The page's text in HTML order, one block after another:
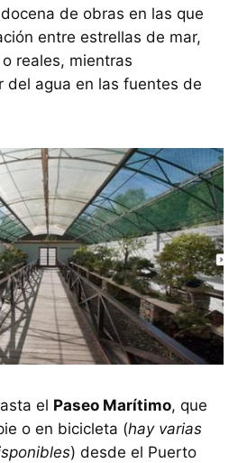
de obras en las que
entre estrellas de mar,
reales, mientras
del agua en las fuentes de
el Paseo Marítimo, que
o en bicicleta (hay varias
) desde el Puerto